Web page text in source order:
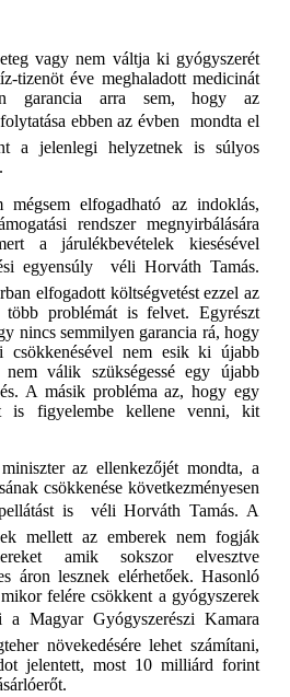
vagy nem váltja ki gyógyszerét
tizenöt éve meghaladott medicinát
garancia arra sem, hogy az
ebben az évben  mondta el
a jelenlegi helyzetnek is súlyos
mégsem elfogadható az indoklás,
rendszer megnyirbálására
a járulékbevételek kiesésével
egyensúly  véli Horváth Tamás.
elfogadott költségvetést ezzel az
több problémát is felvet. Egyrészt
nincs semmilyen garancia rá, hogy
csökkenésével nem esik ki újabb
válik szükségessé egy újabb
A másik probléma az, hogy egy
is figyelembe kellene venni, kit
az ellenkezőjét mondta, a
csökkenése következményesen
is  véli Horváth Tamás. A
mellett az emberek nem fogják
amik sokszor elvesztve
áron lesznek elérhetőek. Hasonló
felére csökkent a gyógyszerek
a Magyar Gyógyszerészi Kamara
növekedésére lehet számítani,
jelentett, most 10 milliárd forint